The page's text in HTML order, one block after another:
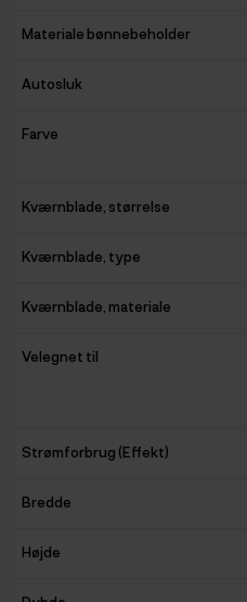
Materiale bønnebeholder
Autosluk
Farve
Kværnblade, størrelse
Kværnblade, type
Kværnblade, materiale
Velegnet til
Strømforbrug (Effekt)
Bredde
Højde